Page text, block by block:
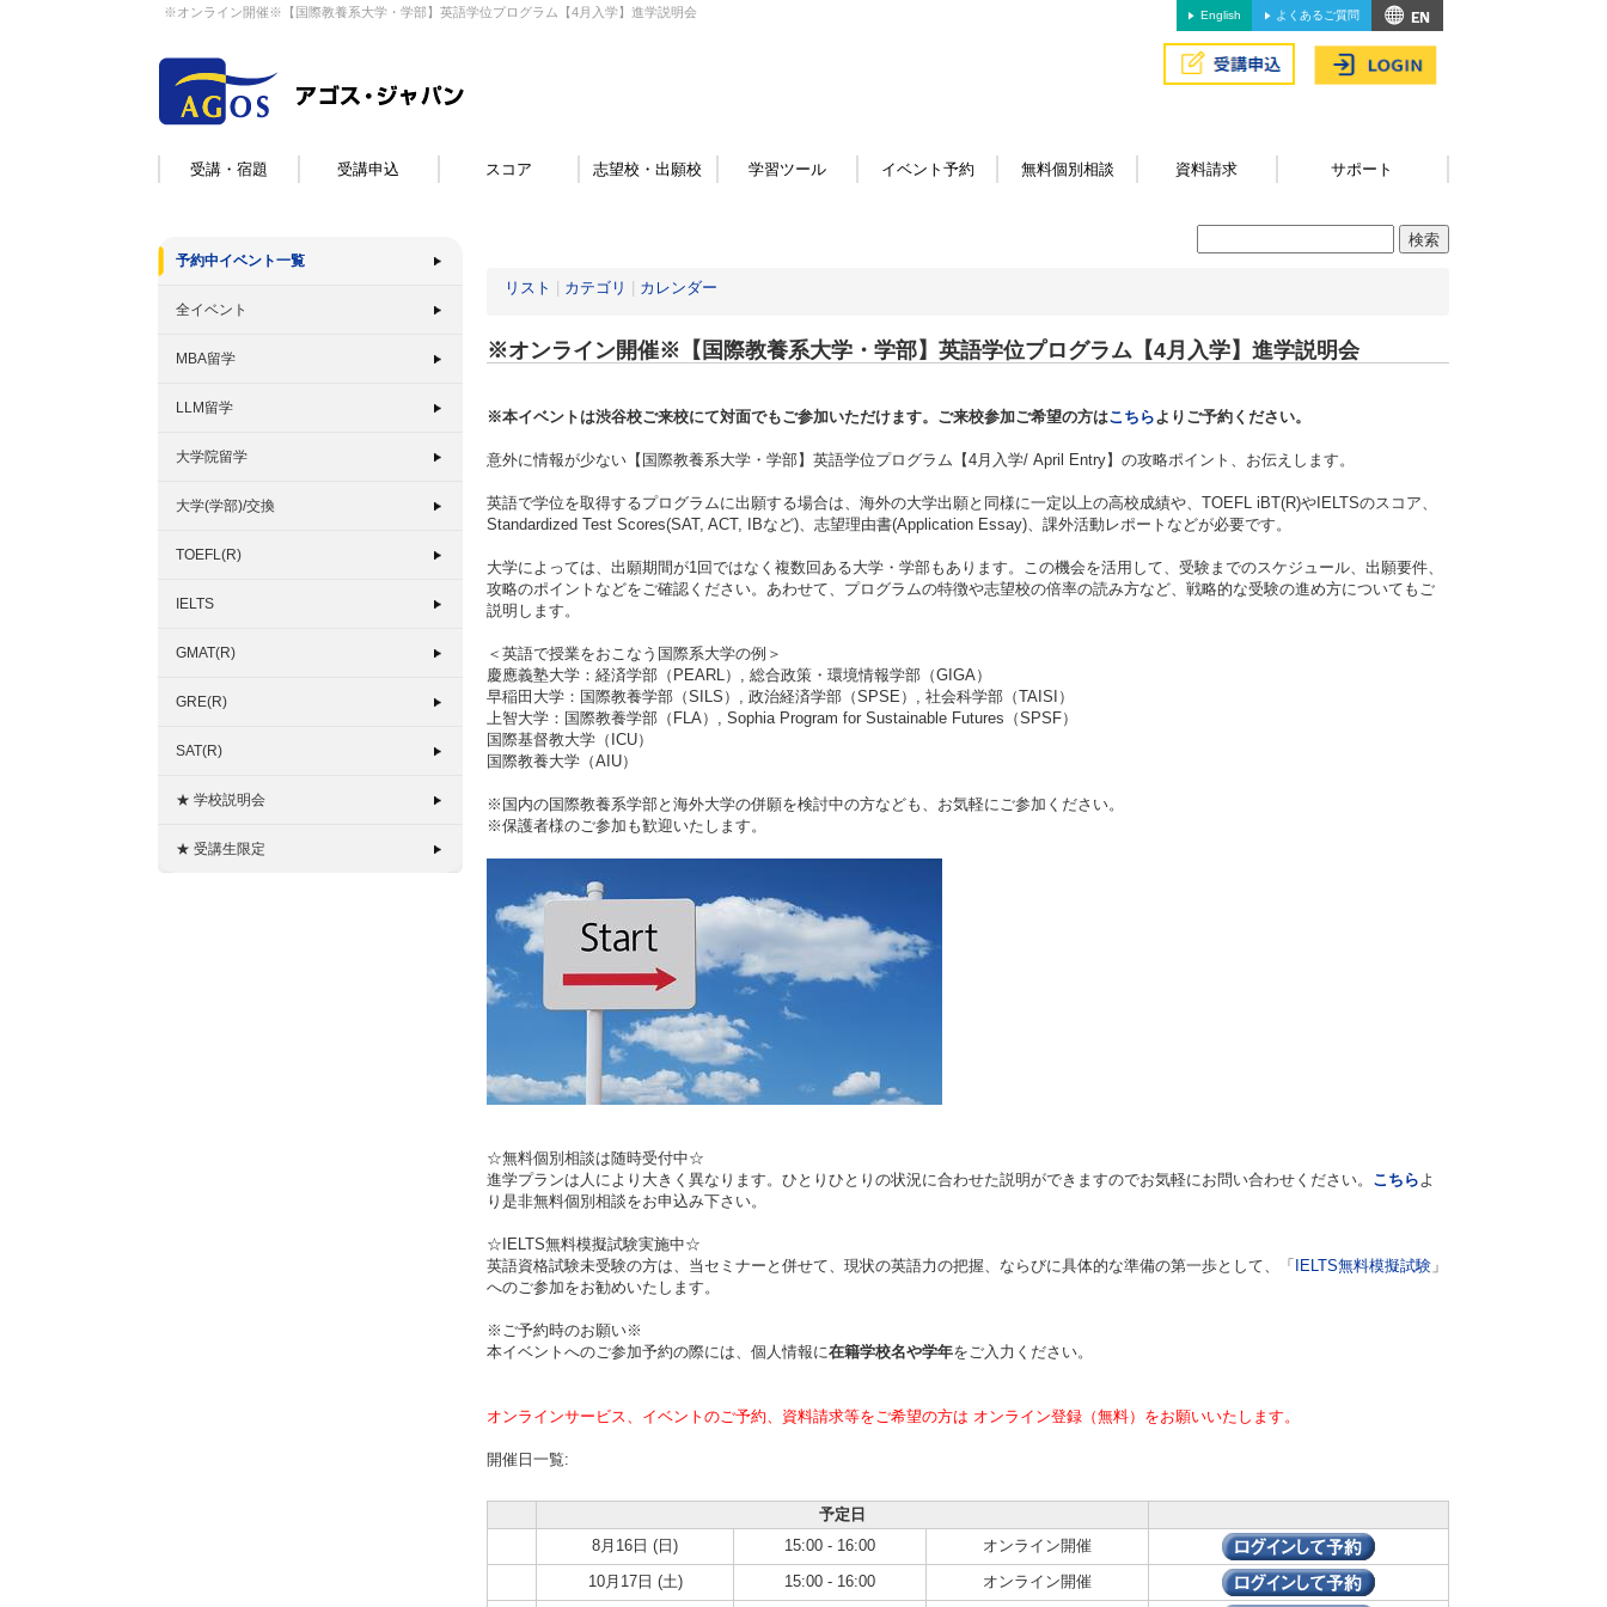
※オンライン開催※【国際教養系大学・学部】英語学位プログラム【4月入学】進学説明会 English よくあるご質問
受講・宿題 受講申込 スコア 志望校・出願校 学習ツール イベント予約 無料個別相談 資料請求 サポート
予約中イベント一覧
全イベント
MBA留学
LLM留学
大学院留学
大学(学部)/交換
TOEFL(R)
IELTS
GMAT(R)
GRE(R)
SAT(R)
★ 学校説明会
★ 受講生限定
リスト カテゴリ カレンダー
※オンライン開催※【国際教養系大学・学部】英語学位プログラム【4月入学】進学説明会
※本イベントは渋谷校ご来校にて対面でもご参加いただけます。ご来校参加ご希望の方はこちらよりご予約ください。
意外に情報が少ない【国際教養系大学・学部】英語学位プログラム【4月入学/ April Entry】の攻略ポイント、お伝えします。
英語で学位を取得するプログラムに出願する場合は、海外の大学出願と同様に一定以上の高校成績や、TOEFL iBT(R)やIELTSのスコア、
Standardized Test Scores(SAT, ACT, IBなど)、志望理由書(Application Essay)、課外活動レポートなどが必要です。
大学によっては、出願期間が1回ではなく複数回ある大学・学部もあります。この機会を活用して、受験までのスケジュール、出願要件、
攻略のポイントなどをご確認ください。あわせて、プログラムの特徴や志望校の倍率の読み方など、戦略的な受験の進め方についてもご
説明します。
＜英語で授業をおこなう国際系大学の例＞
慶應義塾大学：経済学部（PEARL）, 総合政策・環境情報学部（GIGA）
早稲田大学：国際教養学部（SILS）, 政治経済学部（SPSE）, 社会科学部（TAISI）
上智大学：国際教養学部（FLA）, Sophia Program for Sustainable Futures（SPSF）
国際基督教大学（ICU）
国際教養大学（AIU）
※国内の国際教養系学部と海外大学の併願を検討中の方なども、お気軽にご参加ください。
※保護者様のご参加も歓迎いたします。
☆無料個別相談は随時受付中☆
進学プランは人により大きく異なります。ひとりひとりの状況に合わせた説明ができますのでお気軽にお問い合わせください。 こちらよ
り是非無料個別相談をお申込み下さい。
☆IELTS無料模擬試験実施中☆
英語資格試験未受験の方は、当セミナーと併せて、現状の英語力の把握、ならびに具体的な準備の第一歩として、「
IELTS無料模擬試験 」
へのご参加をお勧めいたします。
※ご予約時のお願い※
本イベントへのご参加予約の際には、個人情報に在籍学校名や学年をご入力ください。
オンラインサービス、イベントのご予約、資料請求等をご希望の方は オンライン登録（無料）をお願いいたします。
開催日一覧:
予定日
8月16日 (日)
15:00 - 16:00
オンライン開催
10月17日 (土)
15:00 - 16:00 オンライン開催